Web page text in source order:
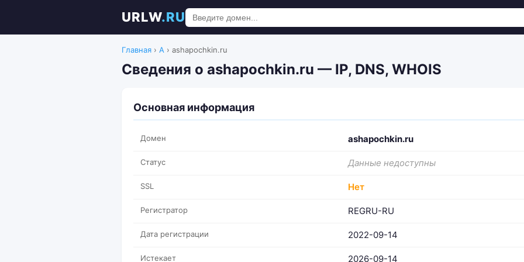
URLW.RU
Главная › A › ashapochkin.ru
Сведения о ashapochkin.ru — IP, DNS, WHOIS
Основная информация
Домен ashapochkin.ru
Статус Данные недоступны
SSL Нет
Регистратор REGRU-RU
Дата регистрации 2022-09-14
Истекает 2026-09-14